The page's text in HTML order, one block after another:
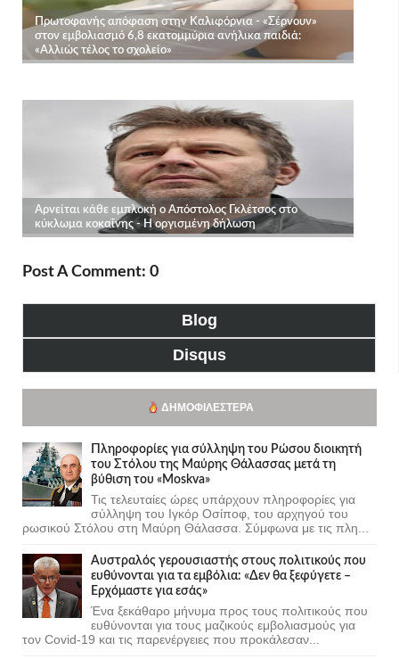
Post A Comment: 0
Blog
Disqus
ΔΗΜΟΦΙΛΈΣΤΕΡΑ
Πληροφορίες για σύλληψη του Ρώσου διοικητή
του Στόλου της Mαύρης Θάλασσας μετά τη
βύθιση του «Moskva»
Τις τελευταίες ώρες υπάρχουν πληροφορίες για
σύλληψη του Ιγκόρ Οσίποφ, του αρχηγού του
ρωσικού Στόλου στη Μαύρη Θάλασσα. Σύμφωνα με τις πλη...
Αυστραλός γερουσιαστής στους πολιτικούς που
ευθύνονται για τα εμβόλια: «Δεν θα ξεφύγετε –
Ερχόμαστε για εσάς»
Ένα ξεκάθαρο μήνυμα προς τους πολιτικούς που
ευθύνονται για τους μαζικούς εμβολιασμούς για
τον Covid-19 και τις παρενέργειες που προκάλεσαν...